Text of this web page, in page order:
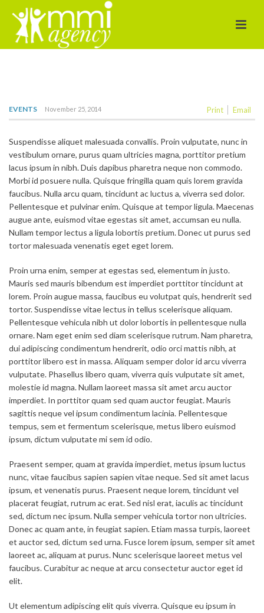
Print Email
EVENTS November 25, 2014
Suspendisse aliquet malesuada convallis. Proin vulputate, nunc in
vestibulum ornare, purus quam ultricies magna, porttitor pretium
lacus ipsum in nibh. Duis dapibus pharetra neque non commodo.
Morbi id posuere nulla. Quisque fringilla quam quis lorem gravida
faucibus. Nulla arcu quam, tincidunt ac luctus a, viverra sed dolor.
Pellentesque et pulvinar enim. Quisque at tempor ligula. Maecenas
augue ante, euismod vitae egestas sit amet, accumsan eu nulla.
Nullam tempor lectus a ligula lobortis pretium. Donec ut purus sed
tortor malesuada venenatis eget eget lorem.
Proin urna enim, semper at egestas sed, elementum in justo.
Mauris sed mauris bibendum est imperdiet porttitor tincidunt at
lorem. Proin augue massa, faucibus eu volutpat quis, hendrerit sed
tortor. Suspendisse vitae lectus in tellus scelerisque aliquam.
Pellentesque vehicula nibh ut dolor lobortis in pellentesque nulla
ornare. Nam eget enim sed diam scelerisque rutrum. Nam pharetra,
dui adipiscing condimentum hendrerit, odio orci mattis nibh, at
porttitor libero est in massa. Aliquam semper dolor id arcu viverra
vulputate. Phasellus libero quam, viverra quis vulputate sit amet,
molestie id magna. Nullam laoreet massa sit amet arcu auctor
imperdiet. In porttitor quam sed quam auctor feugiat. Mauris
sagittis neque vel ipsum condimentum lacinia. Pellentesque
tempus, sem et fermentum scelerisque, metus libero euismod
ipsum, dictum vulputate mi sem id odio.
Praesent semper, quam at gravida imperdiet, metus ipsum luctus
nunc, vitae faucibus sapien sapien vitae neque. Sed sit amet lacus
ipsum, et venenatis purus. Praesent neque lorem, tincidunt vel
placerat feugiat, rutrum ac erat. Sed nisl erat, iaculis ac tincidunt
sed, dictum nec ipsum. Nulla semper vehicula tortor non ultricies.
Donec ac quam ante, in feugiat sapien. Etiam massa turpis, laoreet
et auctor sed, dictum sed urna. Fusce lorem ipsum, semper sit amet
laoreet ac, aliquam at purus. Nunc scelerisque laoreet metus vel
faucibus. Curabitur ac neque at arcu consectetur auctor eget id
elit.
Ut elementum adipiscing elit quis viverra. Quisque eu ipsum in